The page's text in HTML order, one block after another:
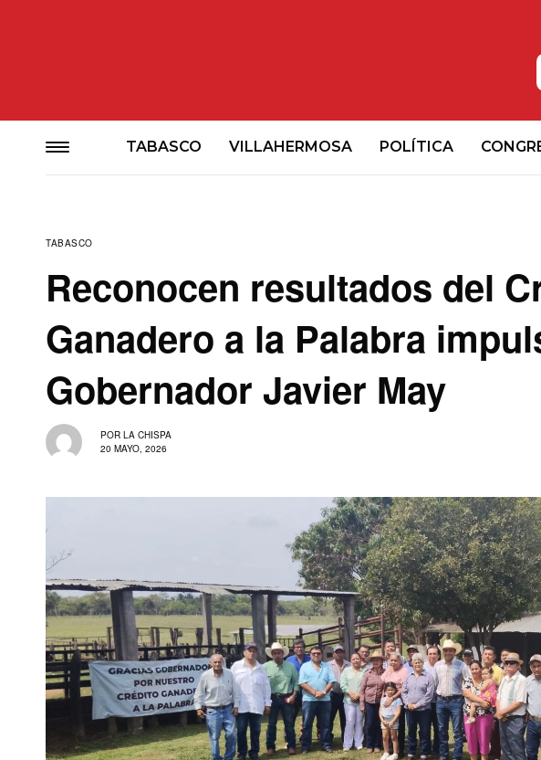
TABASCO VILLAHERMOSA POLÍTICA
TABASCO
Reconocen resultados del
Ganadero a la Palabra
Gobernador Javier May
POR LA CHISPA
20 MAYO, 2026